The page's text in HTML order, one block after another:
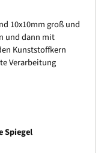
10x10mm groß und
und dann mit
Kunststoffkern
Verarbeitung
Spiegel